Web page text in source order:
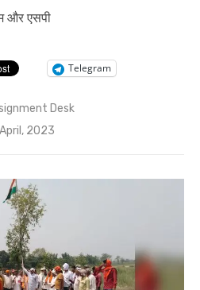
और एसपी
Telegram
Desk
2023